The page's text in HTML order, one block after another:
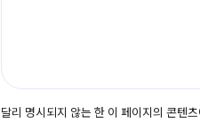
달리 명시되지 않는 한 이 페이지의 콘텐